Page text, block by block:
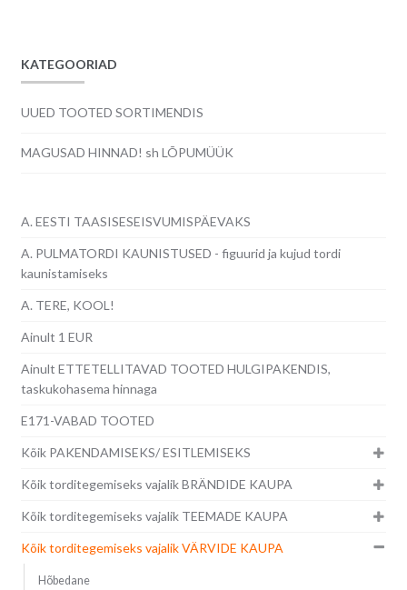
KATEGOORIAD
UUED TOOTED SORTIMENDIS
MAGUSAD HINNAD! sh LÕPUMÜÜK
A. EESTI TAASISESEISVUMISPÄEVAKS
A. PULMATORDI KAUNISTUSED - figuurid ja kujud tordi
kaunistamiseks
A. TERE, KOOL!
Ainult 1 EUR
Ainult ETTETELLITAVAD TOOTED HULGIPAKENDIS,
taskukohasema hinnaga
E171-VABAD TOOTED
Kõik PAKENDAMISEKS/ ESITLEMISEKS
Kõik torditegemiseks vajalik BRÄNDIDE KAUPA
Kõik torditegemiseks vajalik TEEMADE KAUPA
Kõik torditegemiseks vajalik VÄRVIDE KAUPA
Hõbedane